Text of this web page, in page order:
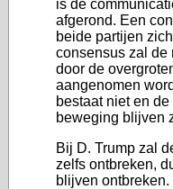
is de
afgerond. Een
beide partijen
consensus zal de
door de
aangenomen
bestaat niet en
beweging blijven
Bij D. Trump zal
zelfs ontbreken,
blijven ontbreken.